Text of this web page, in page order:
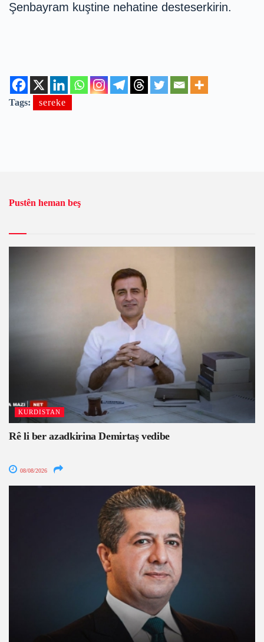
Şenbayram kuştine nehatine desteserkirin.
Tags: sereke
Pustên heman beş
KURDISTAN
Rê li ber azadkirina Demirtaş vedibe
08/08/2026